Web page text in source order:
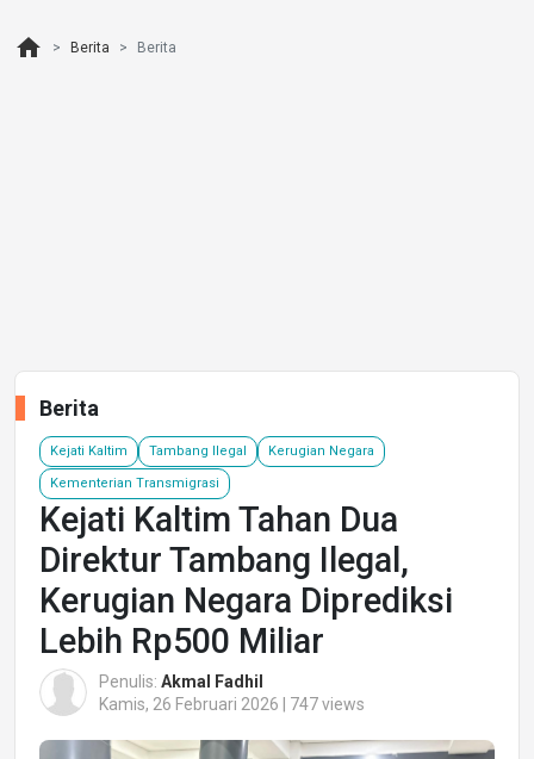
home Berita Berita
Berita
Kejati Kaltim Tambang Ilegal Kerugian Negara
Kementerian Transmigrasi
Kejati Kaltim Tahan Dua
Direktur Tambang Ilegal,
Kerugian Negara Diprediksi
Lebih Rp500 Miliar
Penulis: Akmal Fadhil
Kamis, 26 Februari 2026 | 747 views